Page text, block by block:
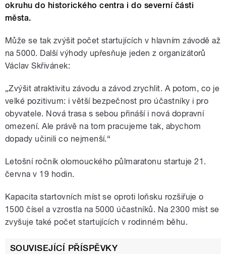
okruhu do historického centra i do severní části
města.
Může se tak zvýšit počet startujících v hlavním závodě až
na 5000. Další výhody upřesňuje jeden z organizátorů
Václav Skřivánek:
„Zvýšit atraktivitu závodu a závod zrychlit. A potom, co je
velké pozitivum: i větší bezpečnost pro účastníky i pro
obyvatele. Nová trasa s sebou přináší i nová dopravní
omezení. Ale právě na tom pracujeme tak, abychom
dopady učinili co nejmenší.“
Letošní ročník olomouckého půlmaratonu startuje 21.
června v 19 hodin.
Kapacita startovních míst se oproti loňsku rozšiřuje o
1500 čísel a vzrostla na 5000 účastníků. Na 2300 míst se
zvyšuje také počet startujících v rodinném běhu.
SOUVISEJÍCÍ PŘÍSPĚVKY